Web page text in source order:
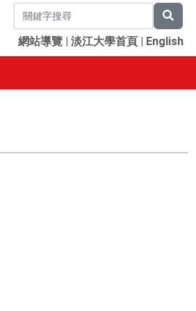
網站導覽 | 淡江大學首頁 | English